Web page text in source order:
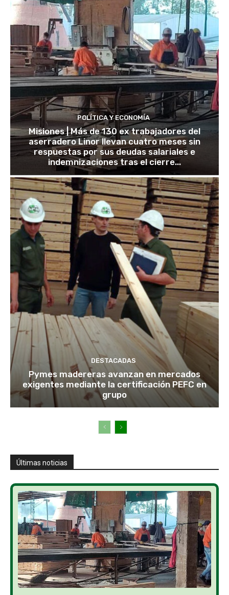
POLÍTICA Y ECONOMÍA
Misiones | Más de 130 ex trabajadores del
aserradero Linor llevan cuatro meses sin
respuestas por sus deudas salariales e
indemnizaciones tras el cierre...
DESTACADAS
Pymes madereras avanzan en mercados
exigentes mediante la certificación PEFC en
grupo
Últimas noticias